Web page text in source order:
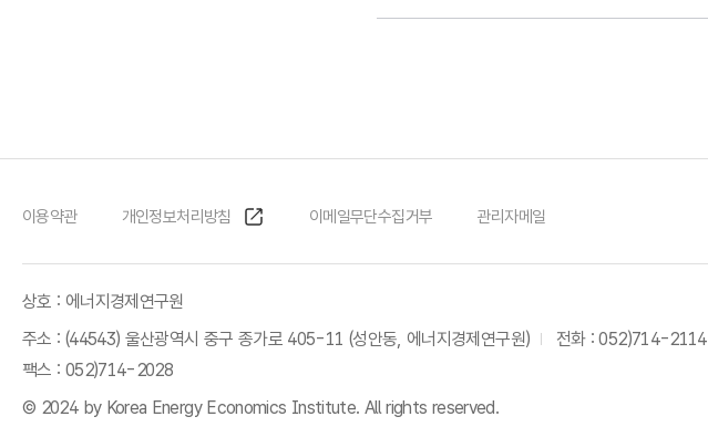
이용약관 개인정보처리방침 이메일무단수집거부 관리자메일
상호 : 에너지경제연구원
주소 : (44543) 울산광역시 중구 종가로 405-11 (성안동, 에너지경제연구원)
전화 :052)714-2114
팩스 : 052)714-2028
© 2024 by Korea Energy Economics Institute. All rights reserved.